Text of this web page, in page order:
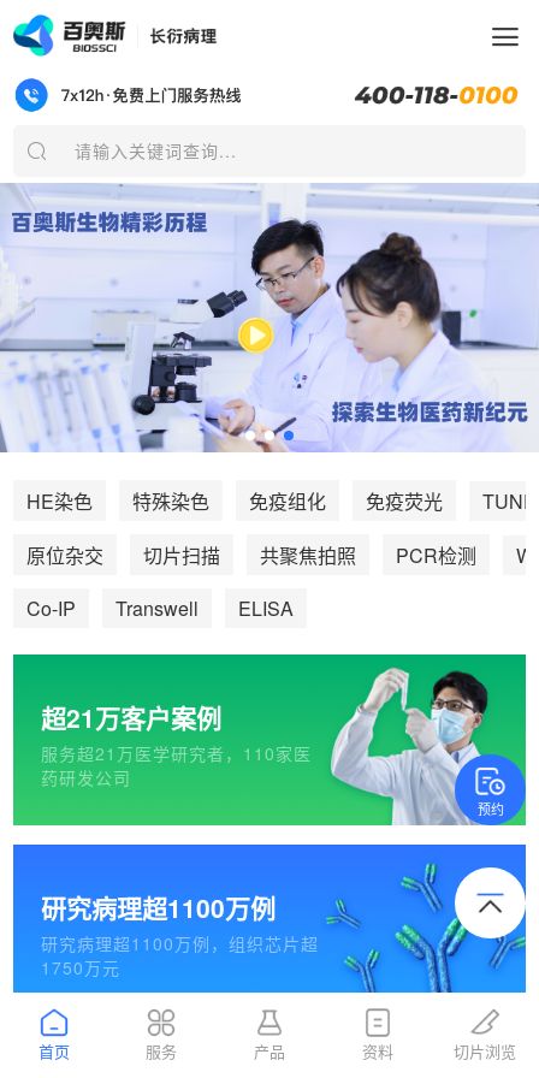
预约
请输入关键词查询...
HE染色 特殊染色 免疫组化 免疫荧光
原位杂交
切片扫描 共聚焦拍照 PCR检测
Co-IP
Transwell ELISA
超21万客户案例
服务超21万医学研究者，110家医
药研发公司
研究病理超1100万例
研究病理超1100万例，组织芯片超
1750万元
首页 服务 产品 资料 切片浏览